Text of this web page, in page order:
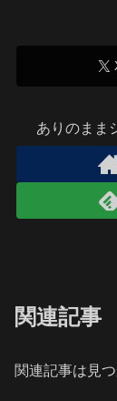
ありのまま
関連記事
関連記事は見